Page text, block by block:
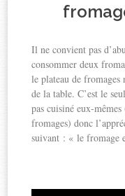
Il ne convient pas
consommer deux
le plateau de fromages
de la table. C’est le
pas cuisiné eux-
fromages) donc
suivant : « le fromage